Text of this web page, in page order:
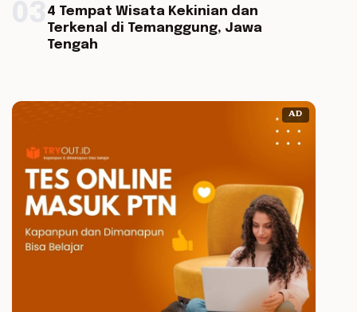
4 Tempat Wisata Kekinian dan
Terkenal di Temanggung, Jawa
Tengah
AD